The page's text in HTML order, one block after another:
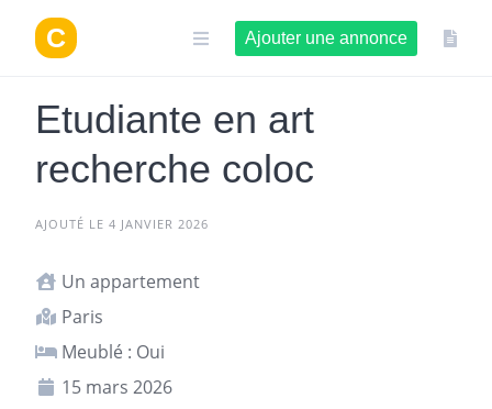
contenu
Ajouter une annonce
Etudiante en art
recherche coloc
AJOUTÉ LE 4 JANVIER 2026
Un appartement
Paris
Meublé : Oui
15 mars 2026